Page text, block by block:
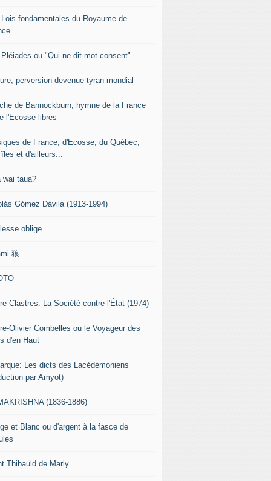
fondamentales du Royaume de
Pléiades ou "Qui ne dit mot consent"
perversion devenue tyran mondial
de Bannockburn, hymne de la France
l'Ecosse libres
de France, d'Ecosse, du Québec,
et d'ailleurs...
wai taua?
Gómez Dávila (1913-1994)
oblige
狼
Clastres: La Société contre l'État (1974)
Olivier Combelles ou le Voyageur des
d'en Haut
Les dicts des Lacédémoniens
par Amyot)
(1836-1886)
et Blanc ou d'argent à la fasce de
Thibauld de Marly